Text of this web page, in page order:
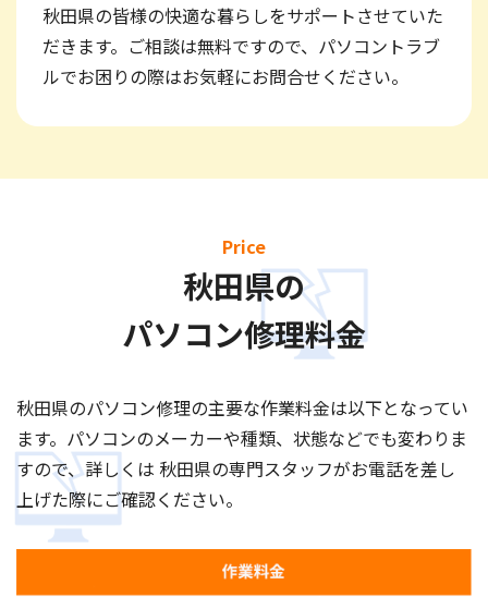
秋田県の皆様の快適な暮らしをサポートさせていた
だきます。ご相談は無料ですので、パソコントラブ
ルでお困りの際はお気軽にお問合せください。
Price
秋田県の
パソコン修理料金
秋田県のパソコン修理の主要な作業料金は以下となってい
ます。パソコンのメーカーや種類、状態などでも変わりま
すので、詳しくは 秋田県の専門スタッフがお電話を差し
上げた際にご確認ください。